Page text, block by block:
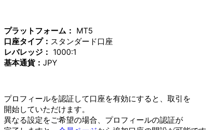
プラットフォーム： MT5
口座タイプ： スタンダード口座
レバレッジ： 1000:1
基本通貨： JPY
プロフィールを認証して口座を有効にすると、 取引を
開始していただけます。
異なる設定をご希望の場合、 プロフィールの認証が